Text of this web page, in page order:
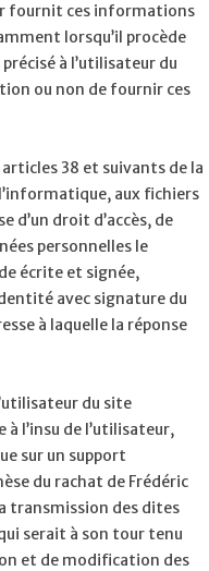
fournit ces informations
lorsqu’il procède
à l’utilisateur du
ou non de fournir ces
38 et suivants de la
aux fichiers
d’un droit d’accès, de
personnelles le
écrite et signée,
avec signature du
à laquelle la réponse
du site
à l’insu de l’utilisateur,
sur un support
du rachat de Frédéric
transmission des dites
serait à son tour tenu
et de modification des